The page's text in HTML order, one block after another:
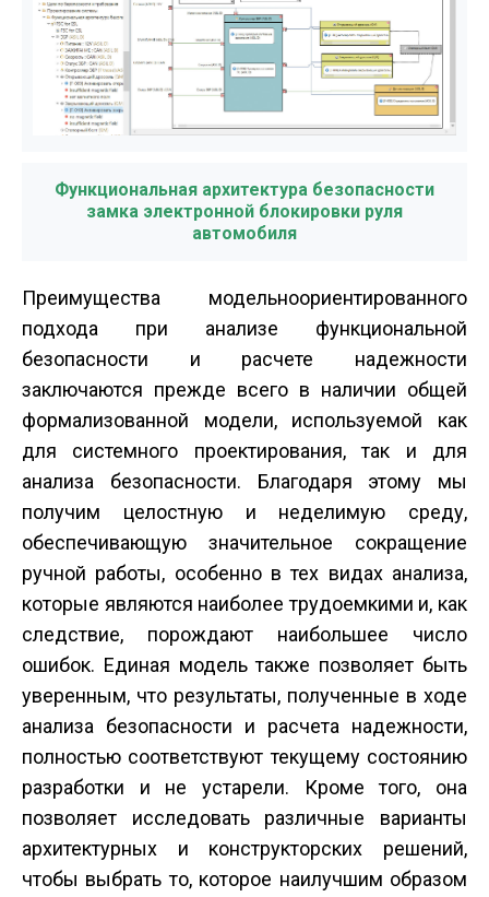
Функциональная архитектура безопасности
замка электронной блокировки руля
автомобиля
Преимущества модельно­ориентированного
подхода при анализе функциональной
безопасности и расчете надежности
заключаются прежде всего в наличии общей
формализованной модели, используемой как
для системного проектирования, так и для
анализа безопасности. Благодаря этому мы
получим целостную и неделимую среду,
обеспечивающую значительное сокращение
ручной работы, особенно в тех видах анализа,
которые являются наиболее трудоемкими и, как
следствие, порождают наибольшее число
ошибок. Единая модель также позволяет быть
уверенным, что результаты, полученные в ходе
анализа безопасности и расчета надежности,
полностью соответствуют текущему состоянию
разработки и не устарели. Кроме того, она
позволяет исследовать различные варианты
архитектурных и конструкторских решений,
чтобы выбрать то, которое наилучшим образом